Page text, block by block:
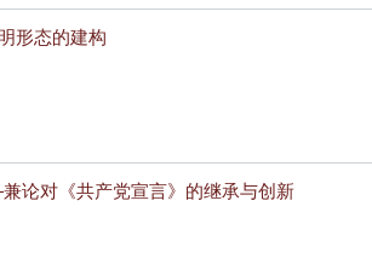
形态的建构
论对《共产党宣言》的继承与创新